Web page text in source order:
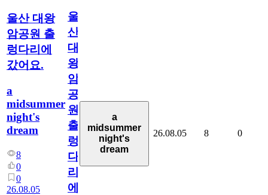
울산 대왕
암공원 출
렁다리에
갔어요.
a
midsummer
night's
dream
8
0
0
26.08.05
울
산
대
왕
암
공
원
출
렁
다
리
에
a
midsummer
night's
dream
26.08.05 8 0